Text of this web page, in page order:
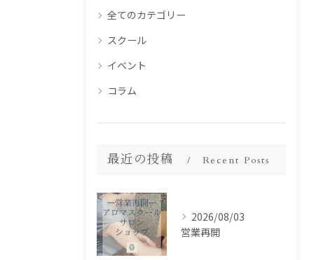
全てのカテゴリー
スクール
イベント
コラム
最近の投稿 Recent Posts
2026/08/03
営業再開